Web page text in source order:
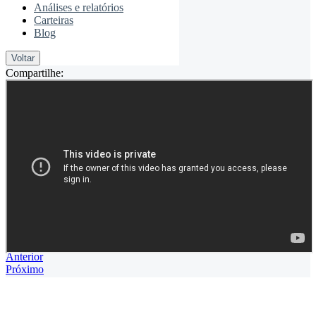
Análises e relatórios
Carteiras
Blog
Voltar
Compartilhe:
Anterior
Próximo